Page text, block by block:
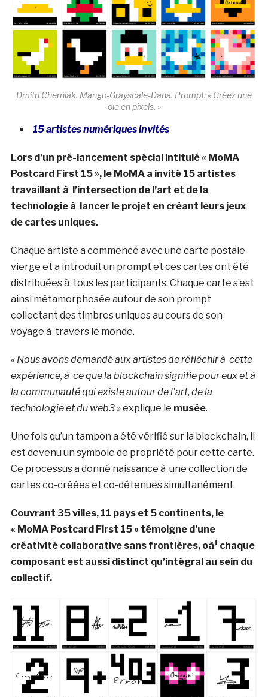
Dmitri Cherniak. Mango-Grayscale-Dada. Prompt: « Créez une
oie en pixels. »
15 artistes numériques invités
Lors d’un pré-lancement spécial intitulé « MoMA
Postcard First 15 », le MoMA a invité 15 artistes
travaillant à l’intersection de l’art et de la
technologie à lancer le projet en créant leurs jeux
de cartes uniques.
Chaque artiste a commencé avec une carte postale
vierge et a introduit un prompt et ces cartes ont été
distribuées à tous les participants. Chaque carte s’est
ainsi métamorphosée autour de son prompt
collectant des timbres uniques au cours de son
voyage à travers le monde.
« Nous avons demandé aux artistes de réfléchir à cette
expérience, à ce que la blockchain signifie pour eux et à
la communauté qui existe autour de l’art, de la
technologie et du web3 »explique le musée.
Une fois qu’un tampon a été vérifié sur la blockchain, il
est devenu un symbole de propriété pour cette carte.
Ce processus a donné naissance à une collection de
cartes co-créées et co-détenues simultanément.
Couvrant 35 villes, 11 pays et 5 continents, le
« MoMA Postcard First 15 » témoigne d’une
créativité collaborative sans frontières, oà¹ chaque
composant est aussi distinct qu’intégral au sein du
collectif.